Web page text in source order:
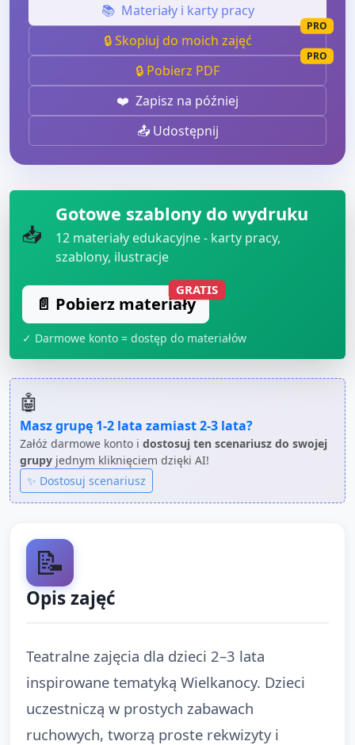
📚 Materiały i karty pracy
🔒 Skopiuj do moich zajęć
PRO
🔒 Pobierz PDF
PRO
❤️ Zapisz na później
📤 Udostępnij
📥
Gotowe szablony do wydruku
12 materiały edukacyjne - karty pracy,
szablony, ilustracje
📄 Pobierz materiały
GRATIS
✓ Darmowe konto = dostęp do materiałów
🤖
Masz grupę 1-2 lata zamiast2-3 lata?
Załóż darmowe konto i dostosuj ten scenariusz do swojej
grupy jednym kliknięciem dzięki AI!
✨ Dostosuj scenariusz
📝
Opis zajęć
Teatralne zajęcia dla dzieci 2–3 lata
inspirowane tematyką Wielkanocy. Dzieci
uczestniczą w prostych zabawach
ruchowych, tworzą proste rekwizyty i